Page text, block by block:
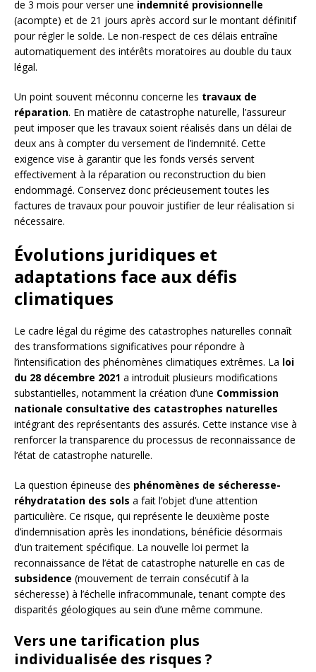
de 3 mois pour verser une indemnité provisionnelle
(acompte) et de 21 jours après accord sur le montant définitif
pour régler le solde. Le non-respect de ces délais entraîne
automatiquement des intérêts moratoires au double du taux
légal.
Un point souvent méconnu concerne les travaux de
réparation. En matière de catastrophe naturelle, l’assureur
peut imposer que les travaux soient réalisés dans un délai de
deux ans à compter du versement de l’indemnité. Cette
exigence vise à garantir que les fonds versés servent
effectivement à la réparation ou reconstruction du bien
endommagé. Conservez donc précieusement toutes les
factures de travaux pour pouvoir justifier de leur réalisation si
nécessaire.
Évolutions juridiques et
adaptations face aux défis
climatiques
Le cadre légal du régime des catastrophes naturelles connaît
des transformations significatives pour répondre à
l’intensification des phénomènes climatiques extrêmes. La loi
du 28 décembre 2021 a introduit plusieurs modifications
substantielles, notamment la création d’une Commission
nationale consultative des catastrophes naturelles
intégrant des représentants des assurés. Cette instance vise à
renforcer la transparence du processus de reconnaissance de
l’état de catastrophe naturelle.
La question épineuse des phénomènes de sécheresse-
réhydratation des sols a fait l’objet d’une attention
particulière. Ce risque, qui représente le deuxième poste
d’indemnisation après les inondations, bénéficie désormais
d’un traitement spécifique. La nouvelle loi permet la
reconnaissance de l’état de catastrophe naturelle en cas de
subsidence (mouvement de terrain consécutif à la
sécheresse) à l’échelle infracommunale, tenant compte des
disparités géologiques au sein d’une même commune.
Vers une tarification plus
individualisée des risques ?